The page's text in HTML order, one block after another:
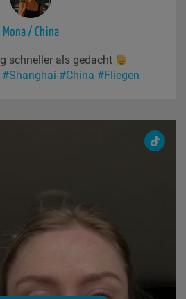
Mona / China
schneller als gedacht
#Shanghai #China #Fliegen